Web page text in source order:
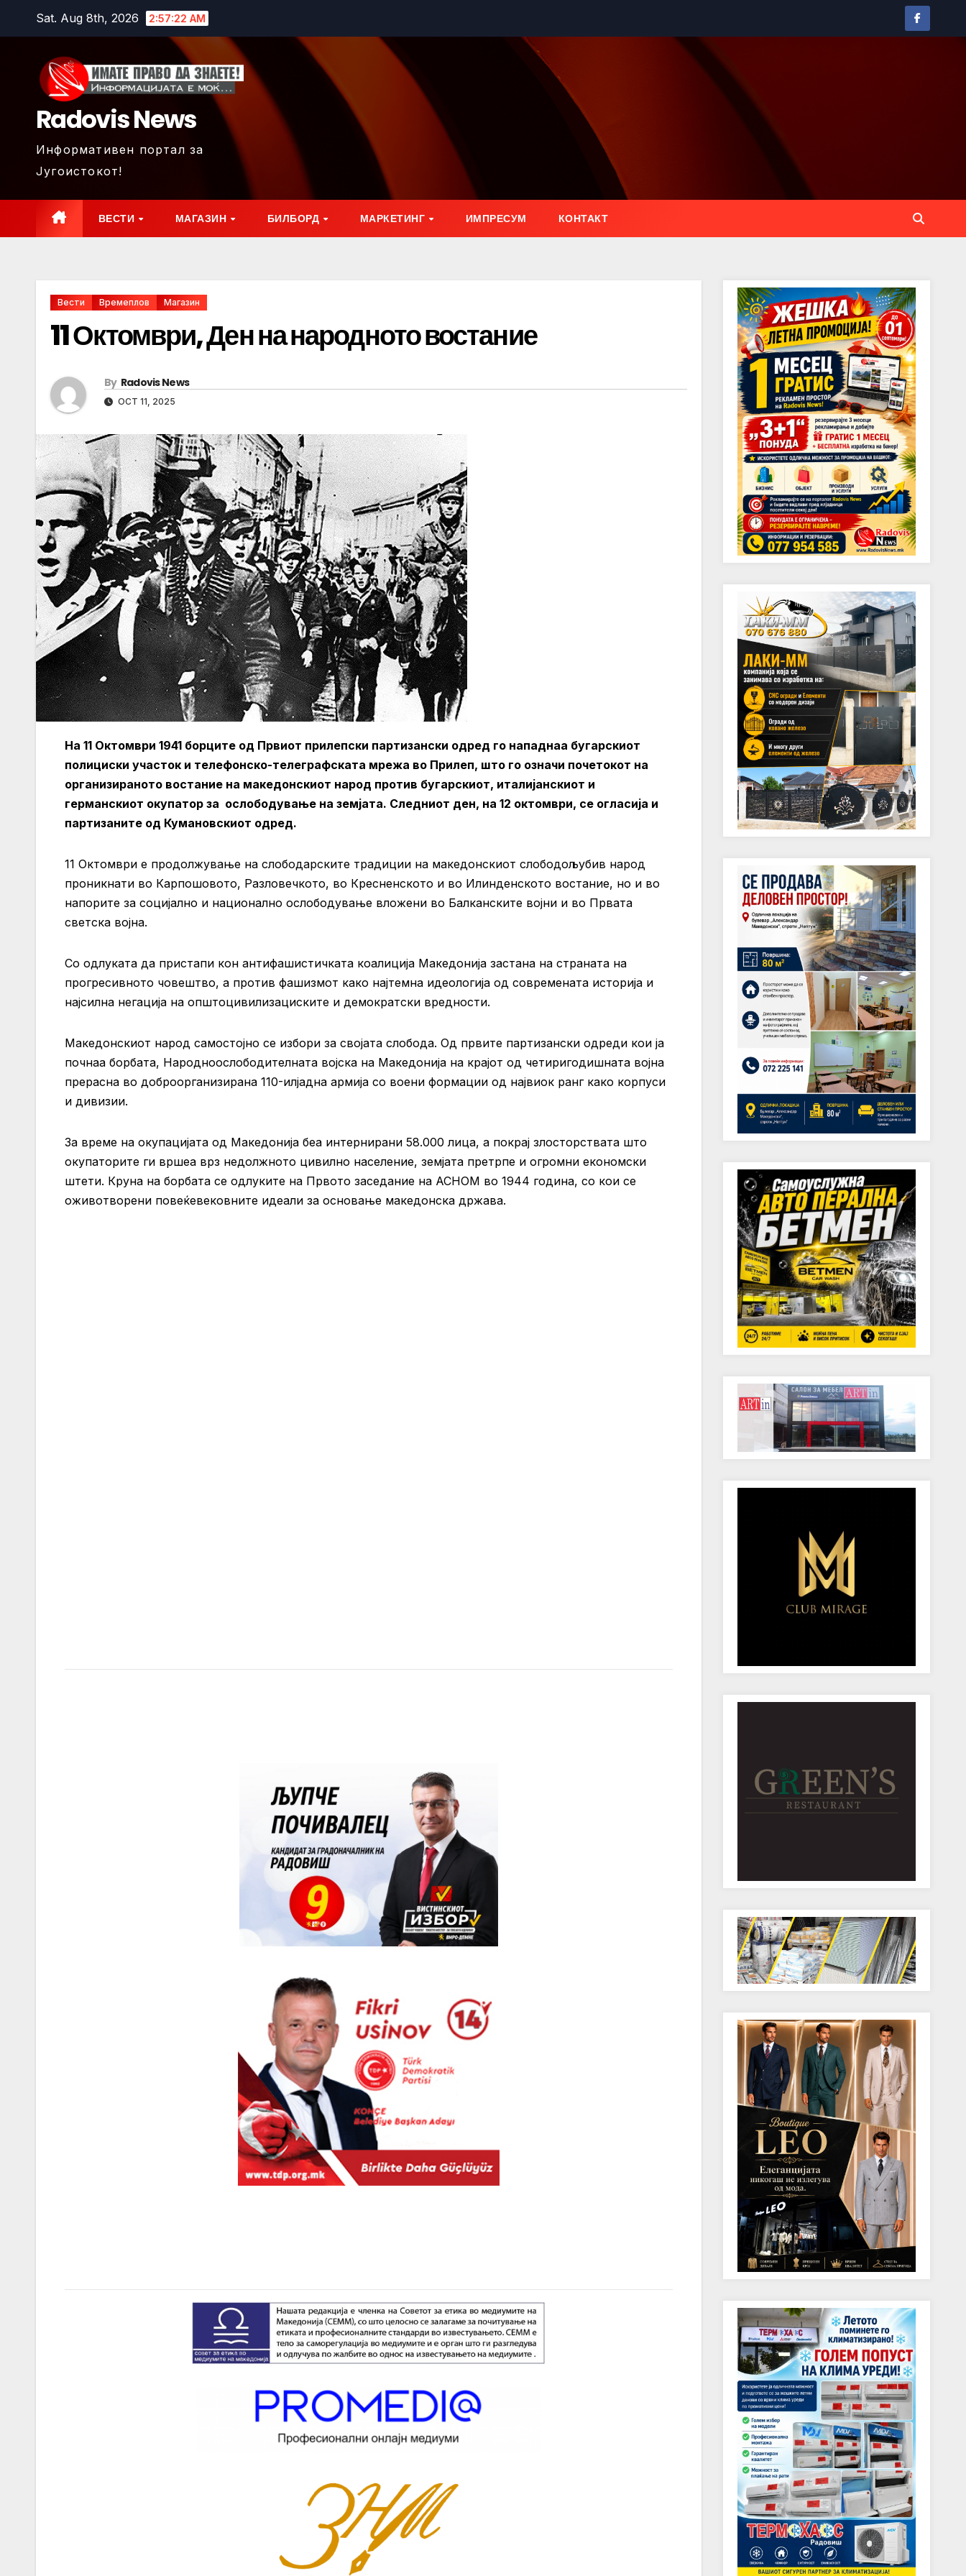
Sat. Aug 8th, 2026 2:57:24 AM
Radovis News
Информативен портал за
Југоистокот!
ВЕСТИ МАГАЗИН БИЛБОРД МАРКЕТИНГ ИМПРЕСУМ КОНТАКТ
Вести Времеплов Магазин
11 Октомври, Ден на народното востание
By Radovis News
OCT 11, 2025
На 11 Октомври 1941 борците од Првиот прилепски партизански одред го нападнаа бугарскиот
полициски участок и телефонско-телеграфската мрежа во Прилеп, што го означи почетокот на
организираното востание на македонскиот народ против бугарскиот, италијанскиот и
германскиот окупатор за ослободување на земјата. Следниот ден, на 12 октомври, се огласија и
партизаните од Кумановскиот одред.
11 Октомври е продолжување на слободарските традиции на македонскиот слободољубив народ
проникнати во Карпошовото, Разловечкото, во Кресненското и во Илинденското востание, но и во
напорите за социјално и национално ослободување вложени во Балканските војни и во Првата
светска војна.
Со одлуката да пристапи кон антифашистичката коалиција Македонија застана на страната на
прогресивното човештво, а против фашизмот како најтемна идеологија од современата историја и
најсилна негација на општоцивилизациските и демократски вредности.
Македонскиот народ самостојно се избори за својата слобода. Од првите партизански одреди кои ја
почнаа борбата, Народноослободителната војска на Македонија на крајот од четиригодишната војна
прерасна во доброорганизирана 110-илјадна армија со воени формации од највиок ранг како корпуси
и дивизии.
За време на окупацијата од Македонија беа интернирани 58.000 лица, а покрај злосторствата што
окупаторите ги вршеа врз недолжното цивилно население, земјата претрпе и огромни економски
штети. Круна на борбата се одлуките на Првото заседание на АСНОМ во 1944 година, со кои се
оживотворени повеќевековните идеали за основање македонска држава.